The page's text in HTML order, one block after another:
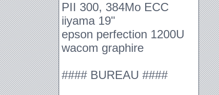
PII 300, 384Mo ECC
iiyama 19"
epson perfection 1200U
wacom graphire
#### BUREAU ####